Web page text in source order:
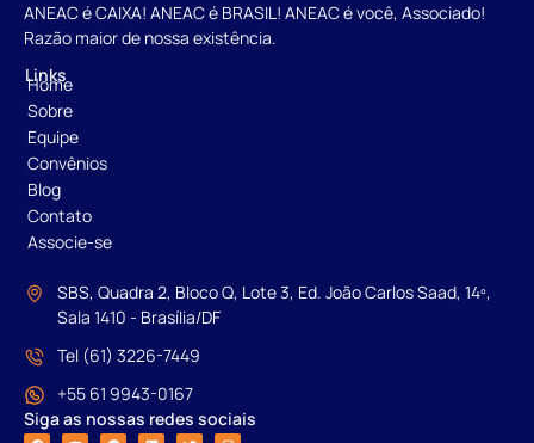
ANEAC é CAIXA! ANEAC é BRASIL! ANEAC é você, Associado!
Razão maior de nossa existência.
Links
Home
Sobre
Equipe
Convênios
Blog
Contato
Associe-se
SBS, Quadra 2, Bloco Q, Lote 3, Ed. João Carlos Saad, 14º,
Sala 1410 - Brasília/DF
Tel (61) 3226-7449
+55 61 9943-0167
Siga as nossas redes sociais